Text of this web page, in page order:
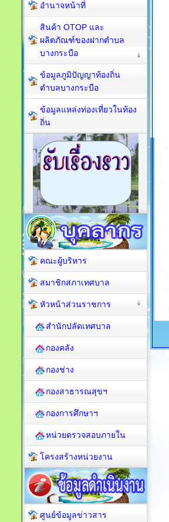
อำนาจหน้าที่
สินค้า OTOP และ
ผลิตภัณฑ์ของฝากตำบล
บางกระบือ
ข้อมูลภูมิปัญญาท้องถิ่น
ตำบลบางกระบือ
ข้อมูลแหล่งท่องเที่ยวในท้อง
ถิ่น
คณะผู้บริหาร
สมาชิกสภาเทศบาล
หัวหน้าส่วนราชการ
สำนักปลัดเทศบาล
กองคลัง
กองช่าง
กองสาธารณสุขฯ
กองการศึกษาฯ
หน่วยตรวจสอบภายใน
โครงสร้างหน่วยงาน
ศูนย์ข้อมูลข่าวสาร